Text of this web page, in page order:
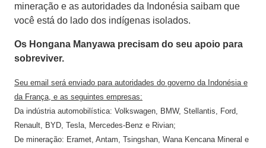
mineração e as autoridades da Indonésia saibam que
você está do lado dos indígenas isolados.
Os Hongana Manyawa precisam do seu apoio para
sobreviver.
Seu email será enviado para autoridades do governo da Indonésia e
da França, e as seguintes empresas:
Da indústria automobilística: Volkswagen, BMW, Stellantis, Ford,
Renault, BYD, Tesla, Mercedes-Benz e Rivian;
De mineração: Eramet, Antam, Tsingshan, Wana Kencana Mineral e